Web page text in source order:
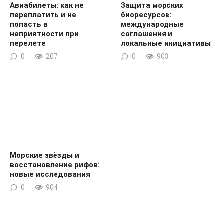
Авиабилеты: как не
переплатить и не
попасть в
неприятности при
перелете
0 207
Защита морских
биоресурсов:
международные
соглашения и
локальные инициативы
0 903
Морские звёзды и
восстановление рифов:
новые исследования
0 904